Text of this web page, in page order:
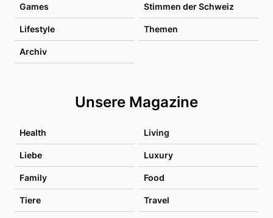
Games Stimmen der Schweiz
Lifestyle Themen
Archiv
Unsere Magazine
Health Living
Liebe Luxury
Family Food
Tiere Travel